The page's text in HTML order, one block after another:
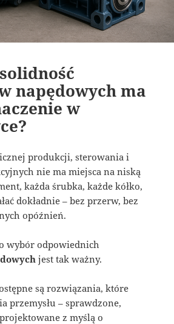
napędowych ma
w
produkcji, sterowania i
nie ma miejsca na niską
każda śrubka, każde kółko,
dokładnie – bez przerw, bez
opóźnień.
wybór odpowiednich
jest tak ważny.
są rozwiązania, które
przemysłu – sprawdzone,
z myślą o